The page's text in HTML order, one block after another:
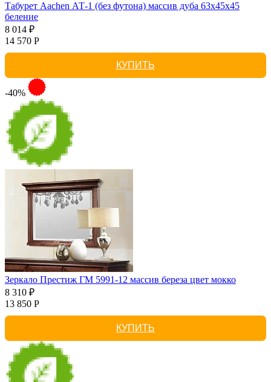
Табурет Aachen АТ-1 (без футона) массив дуба 63х45х45
беление
8 014 ₽
14 570 Р
КУПИТЬ
-40%
Зеркало Престиж ГМ 5991-12 массив береза цвет мокко
8 310 ₽
13 850 Р
КУПИТЬ